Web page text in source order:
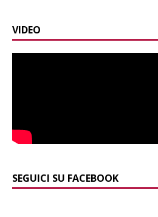
VIDEO
SEGUICI SU FACEBOOK